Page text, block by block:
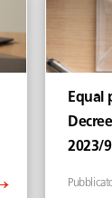
Equal
2023/